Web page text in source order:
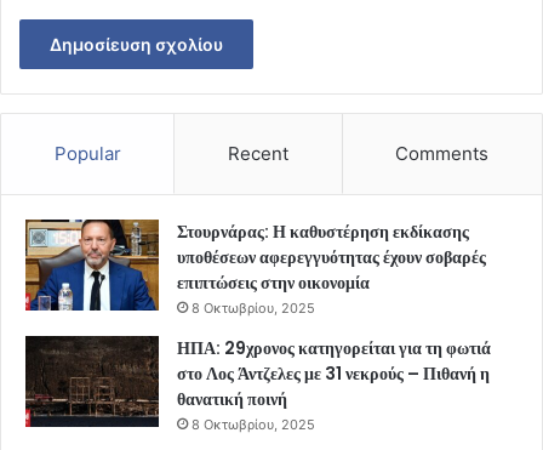
Popular Recent Comments
Στουρνάρας: Η καθυστέρηση εκδίκασης
υποθέσεων αφερεγγυότητας έχουν σοβαρές
επιπτώσεις στην οικονομία
8 Οκτωβρίου, 2025
ΗΠΑ: 29χρονος κατηγορείται για τη φωτιά
στο Λος Άντζελες με 31 νεκρούς – Πιθανή η
θανατική ποινή
8 Οκτωβρίου, 2025